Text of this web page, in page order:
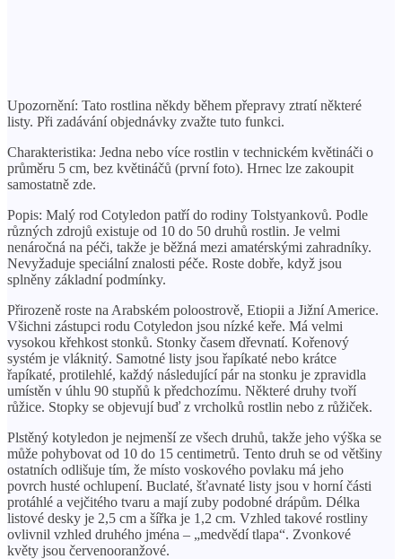
Upozornění: Tato rostlina někdy během přepravy ztratí některé
listy. Při zadávání objednávky zvažte tuto funkci.
Charakteristika: Jedna nebo více rostlin v technickém květináči o
průměru 5 cm, bez květináčů (první foto). Hrnec lze zakoupit
samostatně zde.
Popis: Malý rod Cotyledon patří do rodiny Tolstyankovů. Podle
různých zdrojů existuje od 10 do 50 druhů rostlin. Je velmi
nenáročná na péči, takže je běžná mezi amatérskými zahradníky.
Nevyžaduje speciální znalosti péče. Roste dobře, když jsou
splněny základní podmínky.
Přirozeně roste na Arabském poloostrově, Etiopii a Jižní Americe.
Všichni zástupci rodu Cotyledon jsou nízké keře. Má velmi
vysokou křehkost stonků. Stonky časem dřevnatí. Kořenový
systém je vláknitý. Samotné listy jsou řapíkaté nebo krátce
řapíkaté, protilehlé, každý následující pár na stonku je zpravidla
umístěn v úhlu 90 stupňů k předchozímu. Některé druhy tvoří
růžice. Stopky se objevují buď z vrcholků rostlin nebo z růžiček.
Plstěný kotyledon je nejmenší ze všech druhů, takže jeho výška se
může pohybovat od 10 do 15 centimetrů. Tento druh se od většiny
ostatních odlišuje tím, že místo voskového povlaku má jeho
povrch husté ochlupení. Buclaté, šťavnaté listy jsou v horní části
protáhlé a vejčitého tvaru a mají zuby podobné drápům. Délka
listové desky je 2,5 cm a šířka je 1,2 cm. Vzhled takové rostliny
ovlivnil vzhled druhého jména – „medvědí tlapa“. Zvonkové
květy jsou červenooranžové.